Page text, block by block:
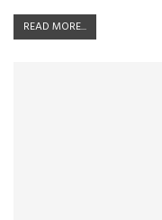
READ MORE...